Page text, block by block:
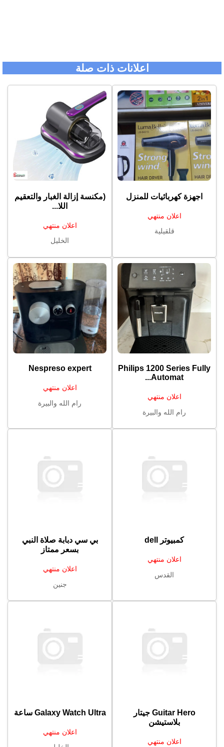
اعلانات ذات صلة
اجهزة كهربائيات للمنزل
اعلان منتهي
قلقيلية
(مكنسة إزالة الغبار والتعقيم
اللا...
اعلان منتهي
الخليل
Philips 1200 Series Fully
Automat...
اعلان منتهي
رام الله والبيرة
Nespreso expert
اعلان منتهي
رام الله والبيرة
كمبيوتر dell
اعلان منتهي
القدس
بي سي دبابة صلاة النبي
بسعر ممتاز
اعلان منتهي
جنين
Guitar Hero جيتار
بلاستيشن
اعلان منتهي
Galaxy Watch Ultra ساعة
اعلان منتهي